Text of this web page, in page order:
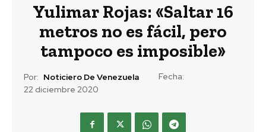
Yulimar Rojas: «Saltar 16
metros no es fácil, pero
tampoco es imposible»
Por: Noticiero De Venezuela
Fecha:
22 diciembre 2020